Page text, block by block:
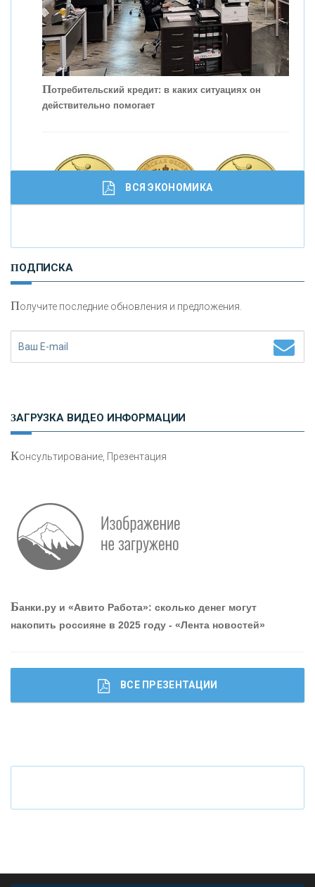
Скорость - один из главных трендов в
кредитовании бизнеса - «Интервью»
Работа мечты. Что банки делают для того, чтобы
привлечь и удержать персонал - «Интервью»
Потребительский кредит: в каких ситуациях он
действительно помогает
И
сохранения и увеличения капитала
Что будет с наличными деньгами при цифровом
ВСЯ ЭКОНОМИКА
ПОДПИСКА
Получите последние обновления и предложения.
ЗАГРУЗКА ВИДЕО ИНФОРМАЦИИ
Консультирование, Презентация
Банки.ру и «Авито Работа»: сколько денег могут
накопить россияне в 2025 году - «Лента новостей»
ВСЕ ПРЕЗЕНТАЦИИ